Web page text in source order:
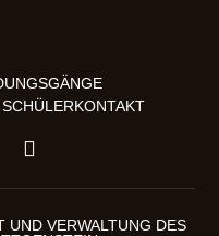
KONTAKT
VERWALTUNG DES